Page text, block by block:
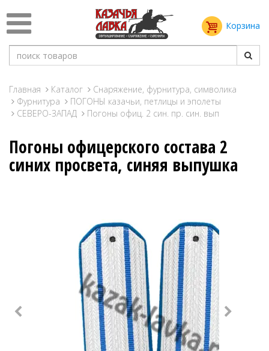
Корзина
Главная Каталог
Снаряжение, фурнитура, символика
Фурнитура
ПОГОНЫ казачьи, петлицы и эполеты
СЕВЕРО-ЗАПАД
Погоны офиц. 2 син. пр. син. вып
Погоны офицерского состава 2
синих просвета, синяя выпушка